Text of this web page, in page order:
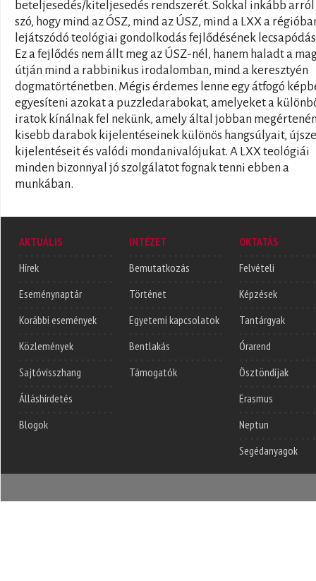
beteljesedés/kiteljesedés rendszerét. Sokkal inkább arról
szó, hogy mind az ÓSZ, mind az ÚSZ, mind a LXX a
lejátszódó teológiai gondolkodás fejlődésének
Ez a fejlődés nem állt meg az ÚSZ-nél, hanem haladt a
útján mind a rabbinikus irodalomban, mind a keresztyén
dogmatörténetben. Mégis érdemes lenne egy átfogó
egyesíteni azokat a puzzledarabokat, amelyeket a
iratok kínálnak fel nekünk, amely által jobban
kisebb darabok kijelentéseinek különös hangsúlyait,
kijelentéseit és valódi mondanivalójukat. A LXX teológiái
minden bizonnyal jó szolgálatot fognak tenni ebben a
munkában.
AKTUÁLIS
Hírek
Eseménynaptár
Korábbi események
Közlemények
Sajtóvisszhang
Álláshirdetés
Blogok
INTÉZET
Bemutatkozás
Történet
Egyetemi kapcsolatok
Bentlakás
Támogatók
OKTATÁS
Felvételi
Képzések
Tantárgyak
Órarend
Ösztöndíjak
Erasmus
Neptun
Segédanyagok